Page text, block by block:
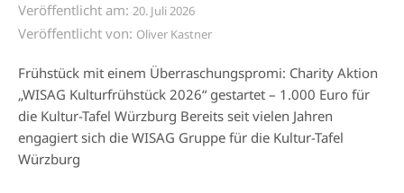
Veröffentlicht am: 20. Juli 2026
Veröffentlicht von: Oliver Kastner
Frühstück mit einem Überraschungspromi: Charity Aktion
„WISAG Kulturfrühstück 2026“ gestartet – 1.000 Euro für
die Kultur-Tafel Würzburg Bereits seit vielen Jahren
engagiert sich die WISAG Gruppe für die Kultur-Tafel
Würzburg